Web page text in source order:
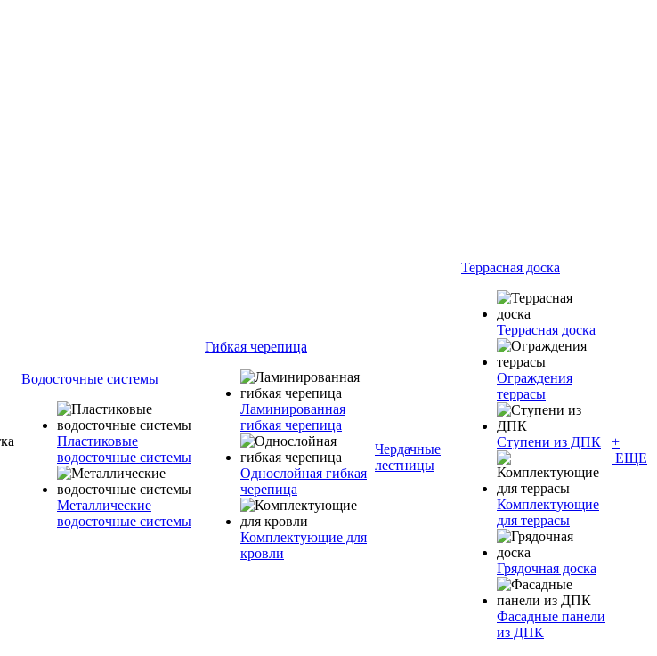
Водосточные системы
Пластиковые
водосточные системы
Металлические
водосточные системы
Гибкая черепица
Ламинированная
гибкая черепица
Однослойная гибкая
черепица
Комплектующие для
кровли
Чердачные
лестницы
Террасная доска
Террасная доска
Ограждения
террасы
Ступени из ДПК
Комплектующие
для террасы
Грядочная доска
Фасадные панели
из ДПК
+
ЕЩЕ